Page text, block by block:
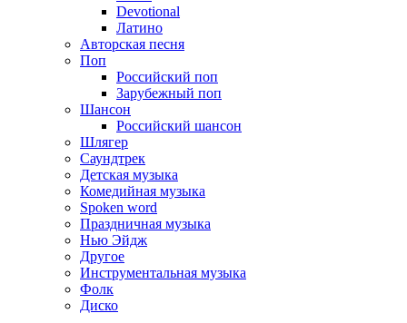
Devotional
Латино
Авторская песня
Поп
Российский поп
Зарубежный поп
Шансон
Российский шансон
Шлягер
Саундтрек
Детская музыка
Комедийная музыка
Spoken word
Праздничная музыка
Нью Эйдж
Другое
Инструментальная музыка
Фолк
Диско